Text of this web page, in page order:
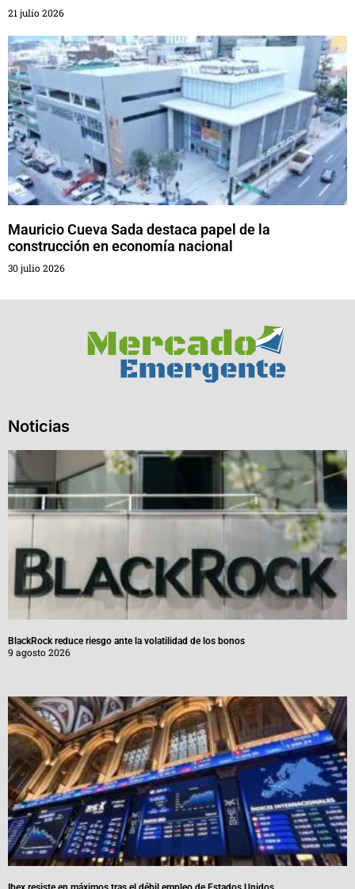
21 julio 2026
Mauricio Cueva Sada destaca papel de la
construcción en economía nacional
30 julio 2026
Noticias
BlackRock reduce riesgo ante la volatilidad de los bonos
9 agosto 2026